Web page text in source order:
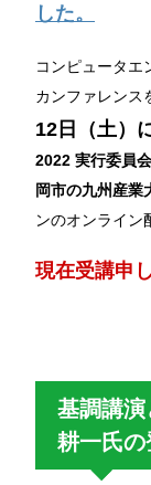
した。
コンピュータエ
カンファレンス
12日（土）
2022 実行委員
岡市の九州産業
ンのオンライン
現在受講申
基調講
耕一氏の